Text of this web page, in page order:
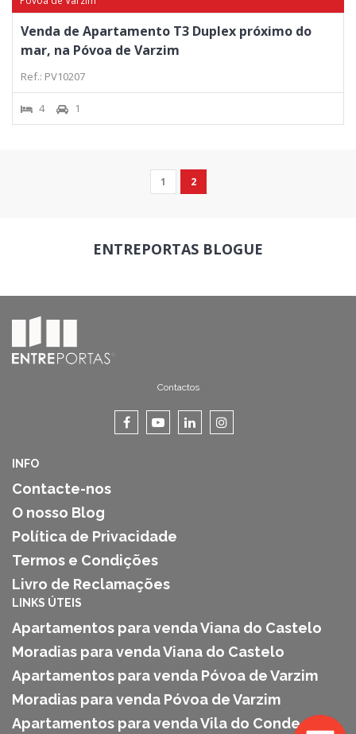
Venda de Apartamento T3 Duplex próximo do
mar, na Póvoa de Varzim
Ref.: PV10207
4 1
1 2
ENTREPORTAS BLOGUE
Contactos
INFO
Contacte-nos
O nosso Blog
Política de Privacidade
Termos e Condições
Livro de Reclamações
LINKS ÚTEIS
Apartamentos para venda Viana do Castelo
Moradias para venda Viana do Castelo
Apartamentos para venda Póvoa de Varzim
Moradias para venda Póvoa de Varzim
Apartamentos para venda Vila do Conde